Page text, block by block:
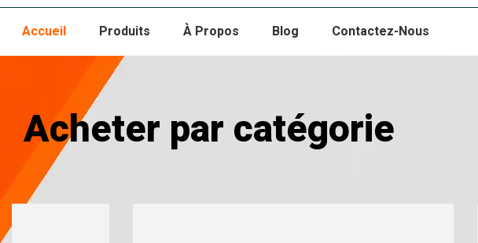
Accueil Produits À Propos Blog Contactez-Nous
Acheter par catégorie